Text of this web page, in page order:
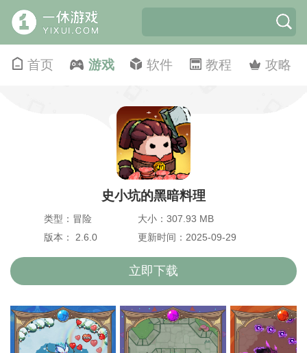
首页 游戏 软件 教程 攻略
史小坑的黑暗料理
类型：冒险
大小：307.93 MB
版本： 2.6.0
更新时间：2025-09-29
立即下载